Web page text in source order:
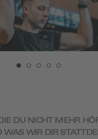
DU NICHT MEHR
WAS WIR DIR